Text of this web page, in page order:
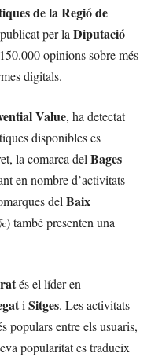
de la Regió de
per la Diputació
opinions sobre més
digitals.
Value, ha detectat
disponibles es
la comarca del Bages
en nombre d’activitats
del Baix
també presenten una
és el líder en
i Sitges. Les activitats
populars entre els usuaris,
popularitat es tradueix